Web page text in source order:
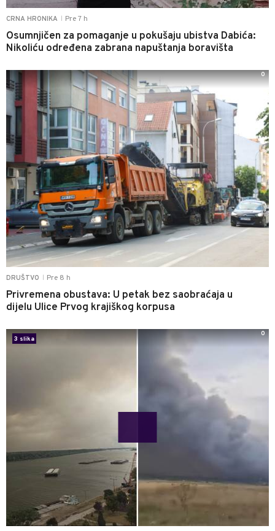
CRNA HRONIKA Pre 7 h
Osumnjičen za pomaganje u pokušaju ubistva Dabića:
Nikoliću određena zabrana napuštanja boravišta
DRUŠTVO Pre 8 h
Privremena obustava: U petak bez saobraćaja u
dijelu Ulice Prvog krajiškog korpusa
0
3 slika
0